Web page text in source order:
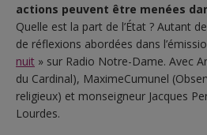
actions peuvent être menées
Quelle est la part de l’État ? Autant
de réflexions abordées dans
nuit » sur Radio Notre-Dame. Avec
du Cardinal), MaximeCumunel
religieux) et monseigneur Jacques
Lourdes.